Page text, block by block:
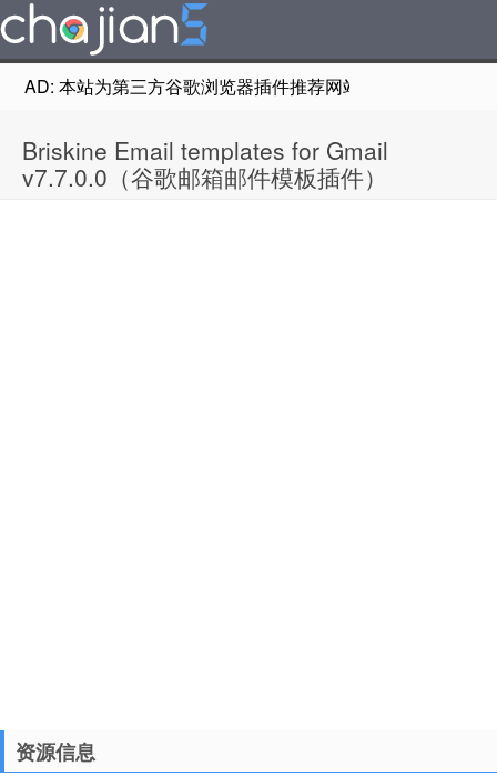
AD: 本站为第三方谷歌浏览器插件推荐网站，非Google
Briskine Email templates for Gmail
v7.7.0.0（谷歌邮箱邮件模板插件）
资源信息